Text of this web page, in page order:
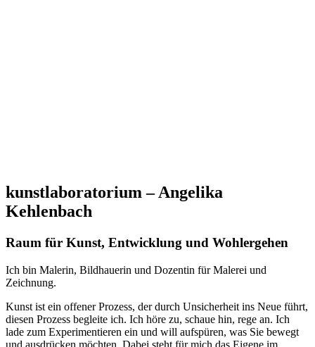
kunstlaboratorium – Angelika
Kehlenbach
Raum für Kunst, Entwicklung und Wohlergehen
Ich bin Malerin, Bildhauerin und Dozentin für Malerei und
Zeichnung.
Kunst ist ein offener Prozess, der durch Unsicherheit ins Neue führt,
diesen Prozess begleite ich. Ich höre zu, schaue hin, rege an. Ich
lade zum Experimentieren ein und will aufspüren, was Sie bewegt
und ausdrücken möchten. Dabei steht für mich das Eigene im